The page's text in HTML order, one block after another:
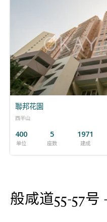
聯邦花園
西半山
400
单位
5
座数
1971
建成
般咸道55-57号